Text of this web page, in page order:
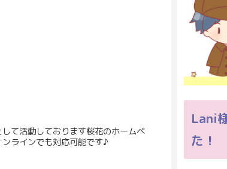
て活動しております桜花のホームペ
ラインでも対応可能です♪
Lani
た！